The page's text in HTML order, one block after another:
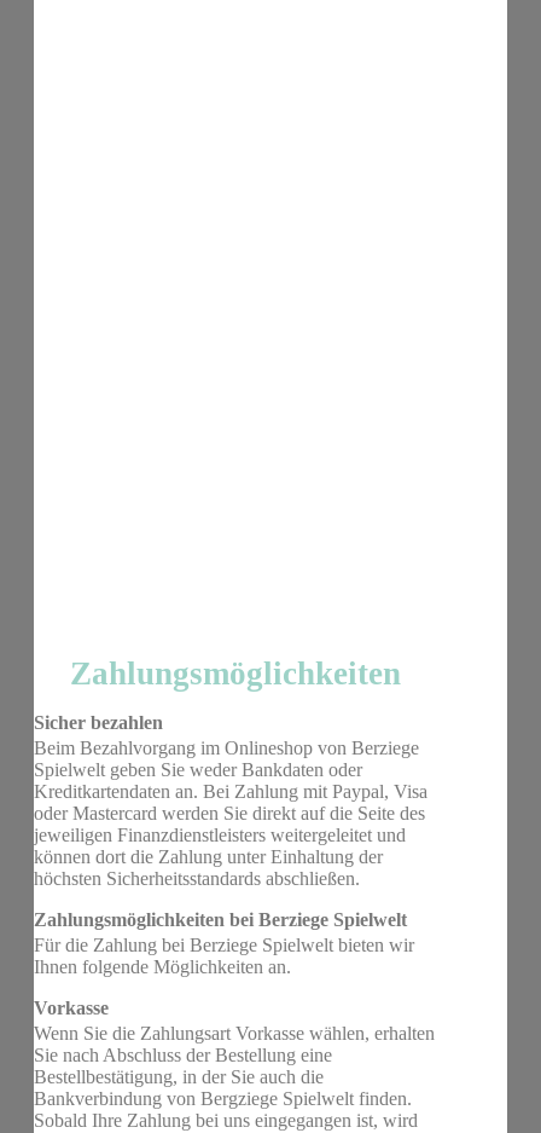
Zahlungsmöglichkeiten
Sicher bezahlen
Beim Bezahlvorgang im Onlineshop von Berziege
Spielwelt geben Sie weder Bankdaten oder
Kreditkartendaten an. Bei Zahlung mit Paypal, Visa
oder Mastercard werden Sie direkt auf die Seite des
jeweiligen Finanzdienstleisters weitergeleitet und
können dort die Zahlung unter Einhaltung der
höchsten Sicherheitsstandards abschließen.
Zahlungsmöglichkeiten bei Berziege Spielwelt
Für die Zahlung bei Berziege Spielwelt bieten wir
Ihnen folgende Möglichkeiten an.
Vorkasse
Wenn Sie die Zahlungsart Vorkasse wählen, erhalten
Sie nach Abschluss der Bestellung eine
Bestellbestätigung, in der Sie auch die
Bankverbindung von Bergziege Spielwelt finden.
Sobald Ihre Zahlung bei uns eingegangen ist, wird